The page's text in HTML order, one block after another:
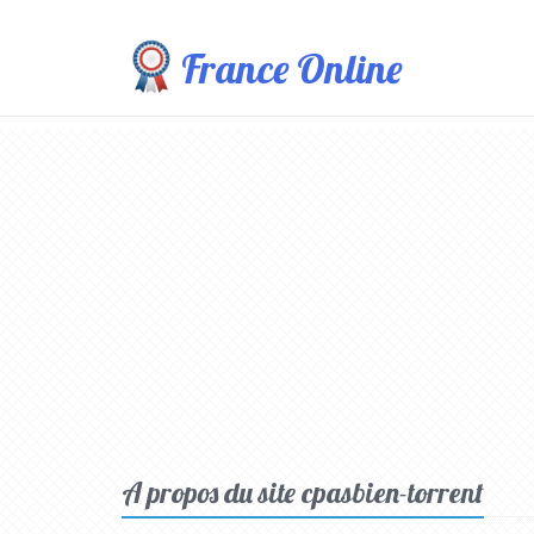
France Online
A propos du site cpasbien-torrent